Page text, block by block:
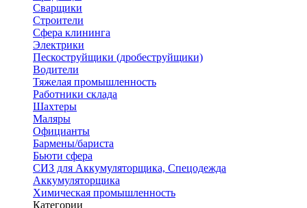
Сварщики
Строители
Сфера клининга
Электрики
Пескоструйщики (дробеструйщики)
Водители
Тяжелая промышленность
Работники склада
Шахтеры
Маляры
Официанты
Бармены/бариста
Бьюти сфера
СИЗ для Аккумуляторщика, Спецодежда
Аккумуляторщика
Химическая промышленность
Категории